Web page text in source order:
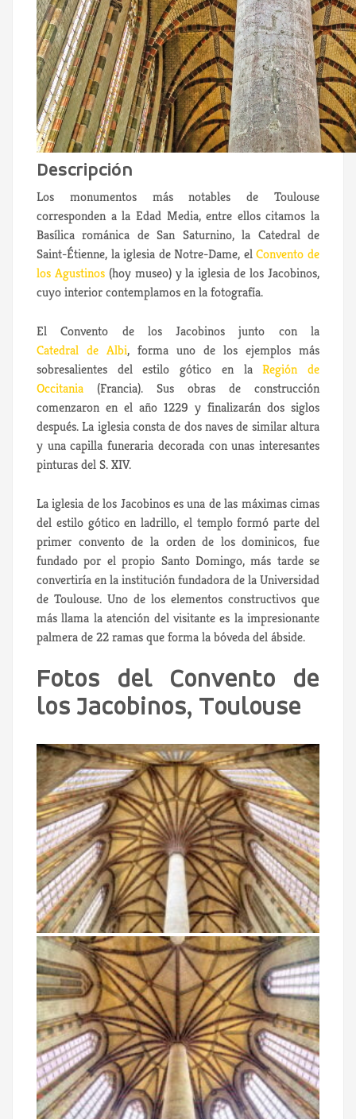
Descripción
Los monumentos más notables de Toulouse
corresponden a la Edad Media, entre ellos citamos la
Basílica románica de San Saturnino, la Catedral de
Saint-Étienne, la iglesia de Notre-Dame, elConvento de
los Agustinos(hoy museo) y la iglesia de los Jacobinos,
cuyo interior contemplamos en la fotografía.
El Convento de los Jacobinos junto con la
Catedral de Albi, forma uno de los ejemplos más
sobresalientes del estilo gótico en laRegión de
Occitania (Francia). Sus obras de construcción
comenzaron en el año 1229 y finalizarán dos siglos
después. La iglesia consta de dos naves de similar altura
y una capilla funeraria decorada con unas interesantes
pinturas del S. XIV.
La iglesia de los Jacobinos es una de las máximas cimas
del estilo gótico en ladrillo, el templo formó parte del
primer convento de la orden de los dominicos, fue
fundado por el propio Santo Domingo, más tarde se
convertiría en la institución fundadora de la Universidad
de Toulouse. Uno de los elementos constructivos que
más llama la atención del visitante es la impresionante
palmera de 22 ramas que forma la bóveda del ábside.
Fotos del Convento de
los Jacobinos, Toulouse